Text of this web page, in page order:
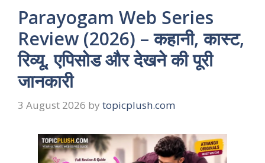
Parayogam Web Series
Review (2026) – कहानी, कास्ट,
रिव्यू, एपिसोड और देखने की पूरी
जानकारी
3 August 2026 by topicplush.com